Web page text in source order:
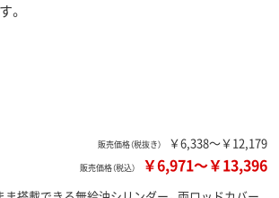
。
販売価格（税抜き） ￥6,338～￥12,179
販売価格（税込） ￥6,971～￥13,396